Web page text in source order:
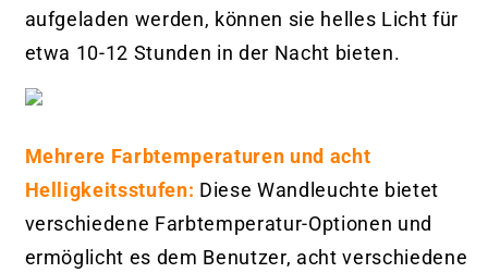
aufgeladen werden, können sie helles Licht für
etwa 10-12 Stunden in der Nacht bieten.
Mehrere Farbtemperaturen und acht
Helligkeitsstufen: Diese Wandleuchte bietet
verschiedene Farbtemperatur-Optionen und
ermöglicht es dem Benutzer, acht verschiedene